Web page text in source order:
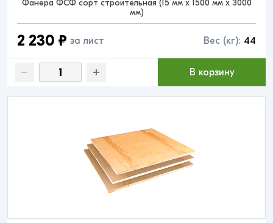
Фанера ФСФ сорт строительная (15 мм x 1500 мм x 3000
мм)
2 230 ₽ за лист Вес (кг): 44
В корзину